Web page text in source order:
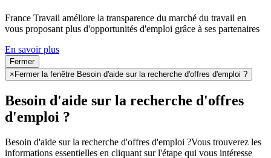
France Travail améliore la transparence du marché du travail en
vous proposant plus d'opportunités d'emploi grâce à ses partenaires
En savoir plus
Fermer
×Fermer la fenêtre Besoin d'aide sur la recherche d'offres d'emploi ?
Besoin d'aide sur la recherche d'offres
d'emploi ?
Besoin d'aide sur la recherche d'offres d'emploi ?Vous trouverez les
informations essentielles en cliquant sur l'étape qui vous intéresse